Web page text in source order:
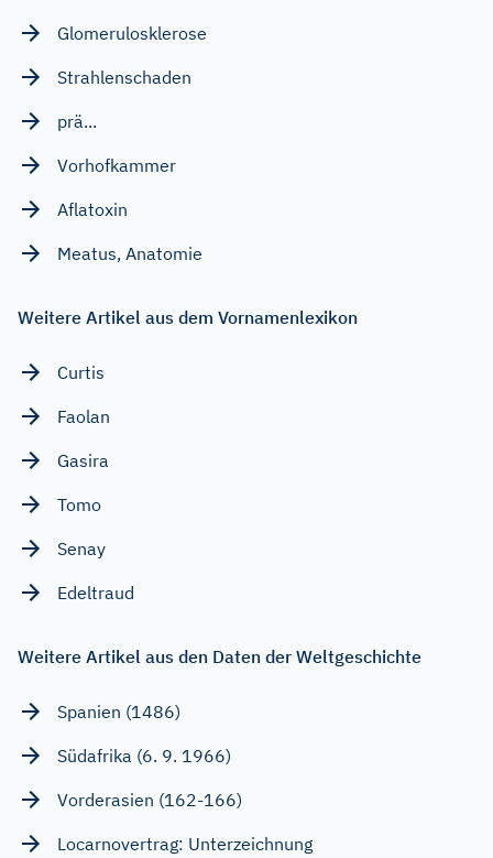
Glomerulosklerose
Strahlenschaden
prä...
Vorhofkammer
Aflatoxin
Meatus, Anatomie
Weitere Artikel aus dem Vornamenlexikon
Curtis
Faolan
Gasira
Tomo
Senay
Edeltraud
Weitere Artikel aus den Daten der Weltgeschichte
Spanien (1486)
Südafrika (6. 9. 1966)
Vorderasien (162-166)
Locarnovertrag: Unterzeichnung